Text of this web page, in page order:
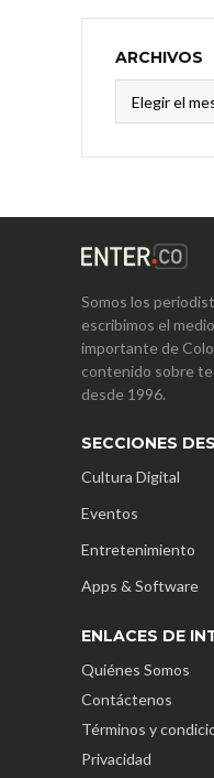
ARCHIVOS
Somos los
escribimos el
importante de
contenido sobre
desde 1996.
SECCIONES
Cultura Digital
Eventos
Entretenimiento
Apps & Software
ENLACES DE
Quiénes Somos
Contáctenos
Términos y
Privacidad